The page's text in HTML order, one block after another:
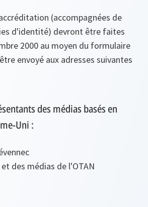
(accompagnées de
d'identité) devront être faites
2000 au moyen du formulaire
envoyé aux adresses suivantes
des médias basés en
Uni :
des médias de l'OTAN